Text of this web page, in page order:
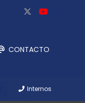
CONTACTO
Internos